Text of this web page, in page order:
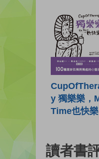
y 獨樂樂，
Time也快樂
讀者書